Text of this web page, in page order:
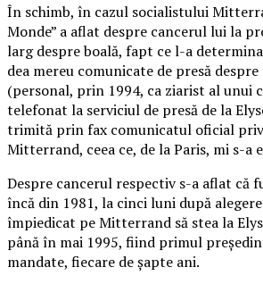
În schimb, în cazul socialistului
Monde” a aflat despre cancerul lui la
larg despre boală, fapt ce l-a
dea mereu comunicate de presă
(personal, prin 1994, ca ziarist al unui
telefonat la serviciul de presă de la
trimită prin fax comunicatul oficial
Mitterrand, ceea ce, de la Paris, mi s-a
Despre cancerul respectiv s-a aflat că
încă din 1981, la cinci luni după
împiedicat pe Mitterrand să stea la
până în mai 1995, fiind primul
mandate, fiecare de şapte ani.